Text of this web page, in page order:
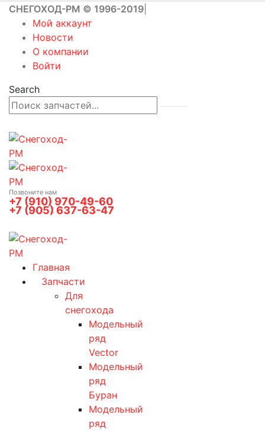
СНЕГОХОД-РМ © 1996-2019
Мой аккаунт
Новости
О компании
Войти
Search
Позвоните нам
+7 (910) 970-49-60
+7 (905) 637-63-47
Главная
Запчасти
Для
снегохода
Модельный
ряд
Vector
Модельный
ряд
Буран
Модельный
ряд